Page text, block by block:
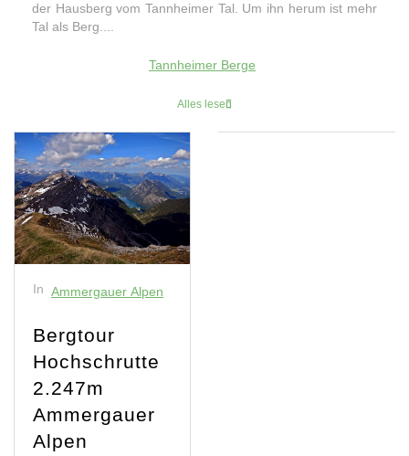
der Hausberg vom Tannheimer Tal. Um ihn herum ist mehr
Tal als Berg....
Tannheimer Berge
Alles lesen
In Ammergauer Alpen
Bergtour
Hochschrutte
2.247m
Ammergauer
Alpen